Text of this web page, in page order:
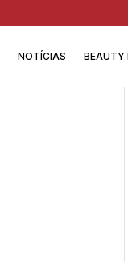
NOTÍCIAS BEAUTY